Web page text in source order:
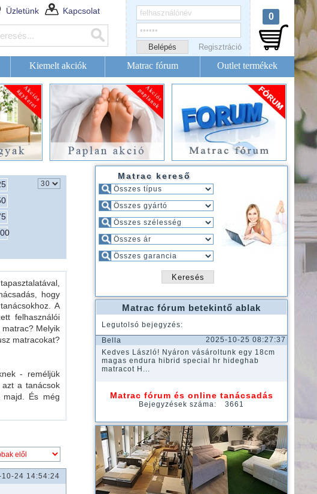
Üzletünk Kapcsolat
Regisztráció
0
Kiemelt akciók Matrac fórum Outlet termékek
hogy
A
felhasználói
Melyik
matracokat?
- reméljük
a tanácsok
majd. És még
10-24 14:54:24
Matrac kereső
Matrac fórum betekintő ablak
Legutolsó bejegyzés:
Bella
2025-10-25 08:27:37
Kedves László! Nyáron vásároltunk egy 18cm
magas endura hibrid special hr hideghab
matracot H...
Matrac fórum és online tanácsadás
Bejegyzések száma: 3661